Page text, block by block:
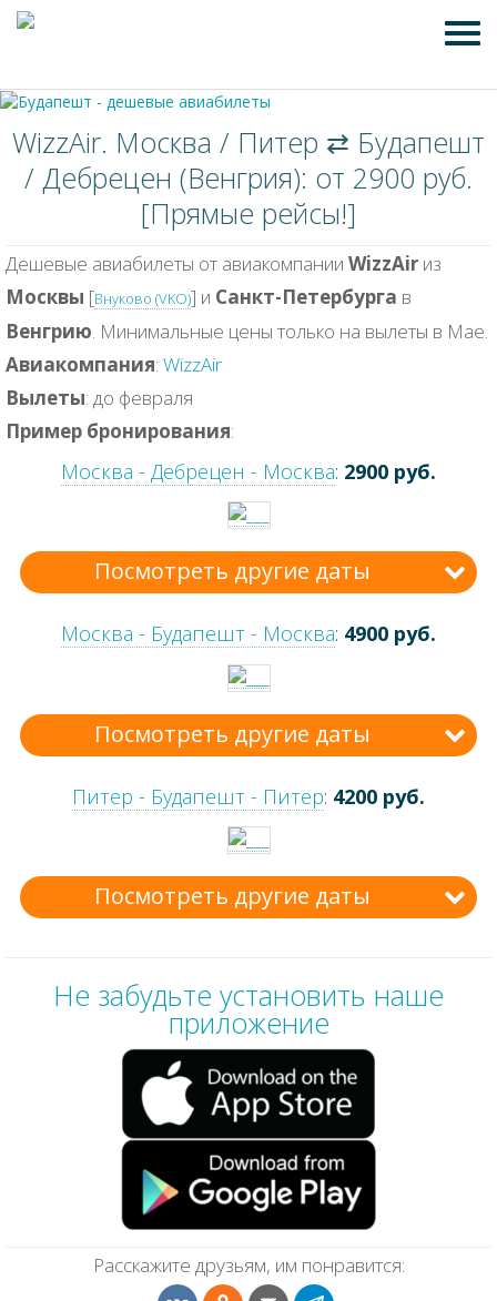
WizzAir. Москва / Питер ⇄ Будапешт
/ Дебрецен (Венгрия): от 2900 руб.
[Прямые рейсы!]
Дешевые авиабилеты от авиакомпании WizzAir из
Москвы [Внуково (VKO)] и Санкт-Петербурга в
Венгрию. Минимальные цены только на вылеты в Мае.
Авиакомпания: WizzAir
Вылеты: до февраля
Пример бронирования:
Москва - Дебрецен - Москва: 2900 руб.
Посмотреть другие даты
Москва - Будапешт - Москва: 4900 руб.
Посмотреть другие даты
Питер - Будапешт - Питер: 4200 руб.
Посмотреть другие даты
Не забудьте установить наше
приложение
Расскажите друзьям, им понравится: